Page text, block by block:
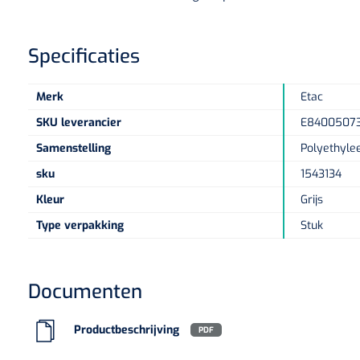
Specificaties
Merk
Etac
SKU leverancier
Samenstelling
sku
1543134
Kleur
Grijs
Type verpakking
Stuk
Documenten
Productbeschrijving PDF